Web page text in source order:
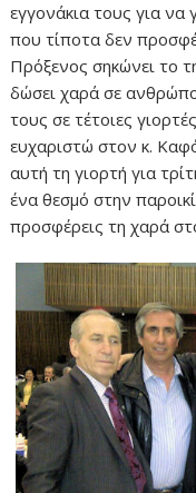
εγγονάκια τους για
που τίποτα δεν
Πρόξενος σηκώνει το
δώσει χαρά σε
τους σε τέτοιες
ευχαριστώ στον κ.
αυτή τη γιορτή για
ένα θεσμό στην
προσφέρεις τη χαρά